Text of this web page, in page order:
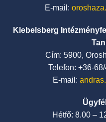
E-mail:
Klebelsberg
Cím: 5900,
Telefon: +36-
E-mail:
Hétfő: 8.00 –